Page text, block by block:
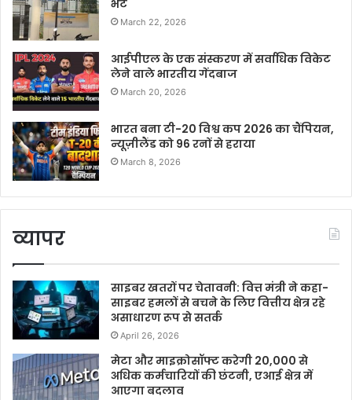
भेंट
March 22, 2026
आईपीएल के एक संस्करण में सर्वाधिक विकेट
लेने वाले भारतीय गेंदबाज
March 20, 2026
भारत बना टी-20 विश्व कप 2026 का चैंपियन,
न्यूज़ीलैंड को 96 रनों से हराया
March 8, 2026
व्यापर
साइबर खतरों पर चेतावनी: वित्त मंत्री ने कहा-
साइबर हमलों से बचने के लिए वित्तीय क्षेत्र रहे
असाधारण रूप से सतर्क
April 26, 2026
मेटा और माइक्रोसॉफ्ट करेगी 20,000 से
अधिक कर्मचारियों की छंटनी, एआई क्षेत्र में
आएगा बदलाव